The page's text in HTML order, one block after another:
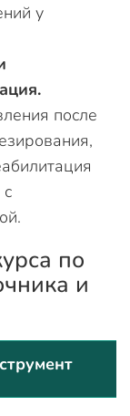
у
после
по
и